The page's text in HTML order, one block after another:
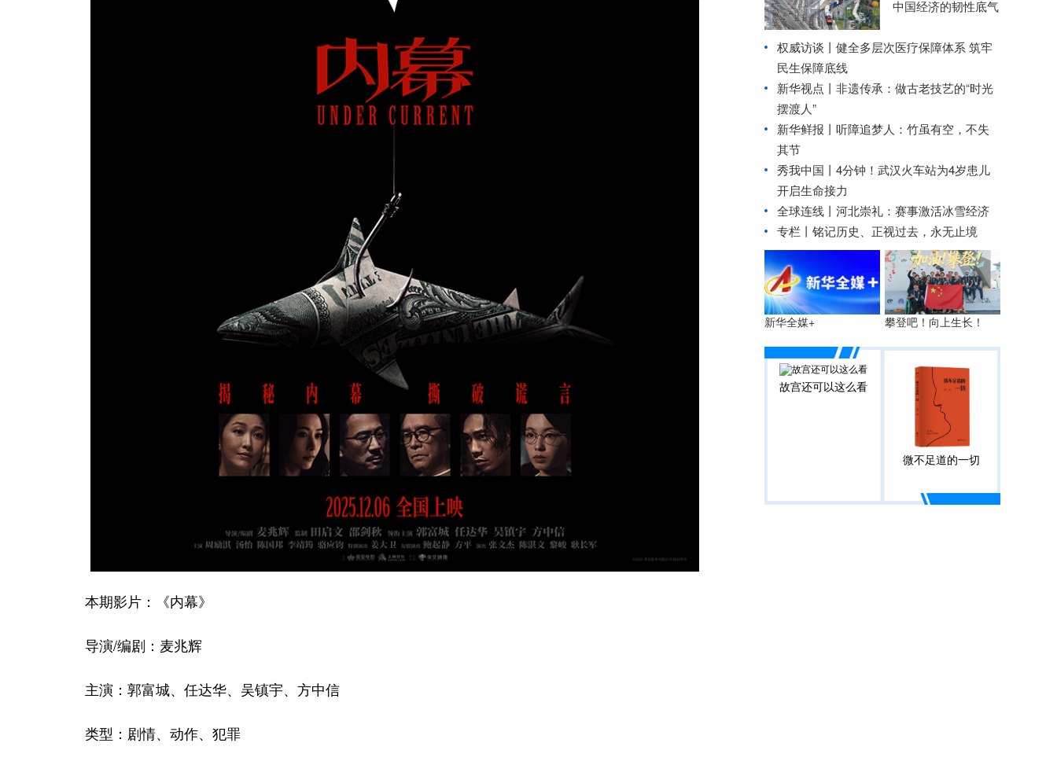
本期影片：《内幕》
导演/编剧：麦兆辉
主演：郭富城、任达华、吴镇宇、方中信
类型：剧情、动作、犯罪
中国经济的韧性底气
权威访谈丨健全多层次医疗保障体系 筑牢
民生保障底线
新华视点丨 非遗传承：做古老技艺的“时光
摆渡人”
新华鲜报丨听障追梦人：竹虽有空，不失
其节
秀我中国丨 4分钟！武汉火车站为4岁患儿
开启生命接力
全球连线丨 河北崇礼：赛事激活冰雪经济
专栏丨铭记历史、正视过去，永无止境
新华全媒+ 攀登吧！向上生长！
故宫还可以这么看
微不足道的一切